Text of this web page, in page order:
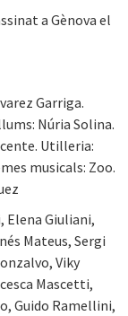
a Gènova el
Garriga.
Núria Solina.
Utilleria:
musicals: Zoo.
Elena Giuliani,
Mateus, Sergi
Viky
Mascetti,
Guido Ramellini,